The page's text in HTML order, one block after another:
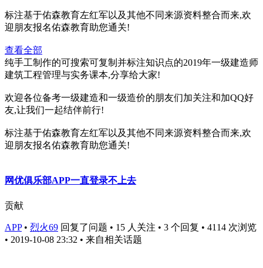
标注基于佑森教育左红军以及其他不同来源资料整合而来,欢
迎朋友报名佑森教育助您通关!
查看全部
纯手工制作的可搜索可复制并标注知识点的2019年一级建造师
建筑工程管理与实务课本,分享给大家!
欢迎各位备考一级建造和一级造价的朋友们加关注和加QQ好
友,让我们一起结伴前行!
标注基于佑森教育左红军以及其他不同来源资料整合而来,欢
迎朋友报名佑森教育助您通关!
网优俱乐部APP一直登录不上去
贡献
APP• 烈火69 回复了问题 • 15 人关注 • 3 个回复 • 4114 次浏览
• 2019-10-08 23:32 • 来自相关话题